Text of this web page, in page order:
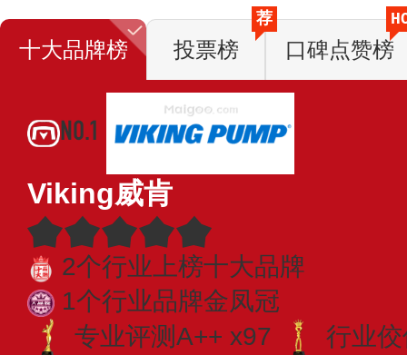
十大品牌榜 投票榜
荐
口碑点赞榜
NO.1
Viking威肯
2个行业上榜十大品牌
1个行业品牌金凤冠
专业​评测A++ x97
行业